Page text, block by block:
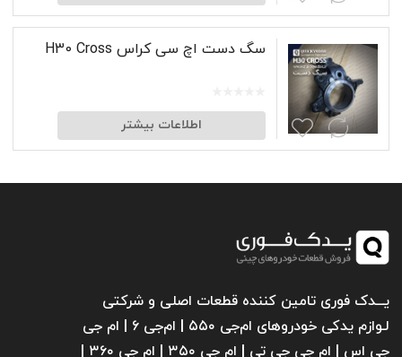
سگ‌ دست اچ سی کراس H30 Cross
اطلاعات بیشتر
یـــدک فوری تامین کننده قطعات اصلی و شرکتی
لـوازم یدکی خودروهای ام‌جی ۵۵۰ | ام‌جی ۶ | ام جی